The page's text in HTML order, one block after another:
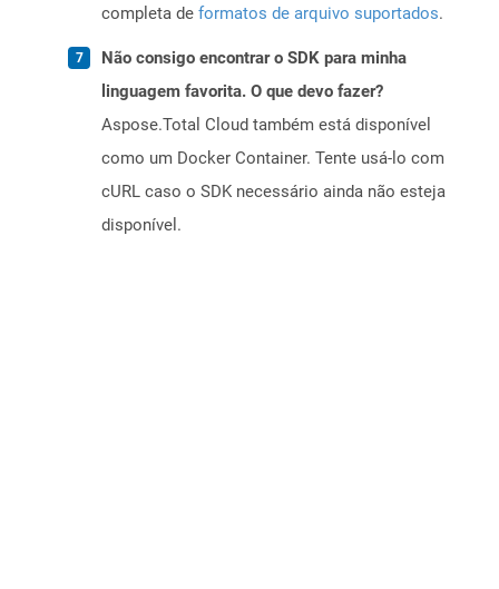
completa de formatos de arquivo suportados.
Não consigo encontrar o SDK para minha
linguagem favorita. O que devo fazer?
Aspose.Total Cloud também está disponível
como um Docker Container. Tente usá-lo com
cURL caso o SDK necessário ainda não esteja
disponível.